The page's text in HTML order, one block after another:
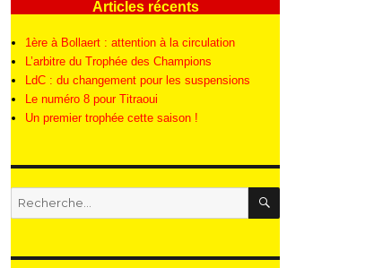
Articles récents
1ère à Bollaert : attention à la circulation
L’arbitre du Trophée des Champions
LdC : du changement pour les suspensions
Le numéro 8 pour Titraoui
Un premier trophée cette saison !
Recherche
pour
RECHERCHE